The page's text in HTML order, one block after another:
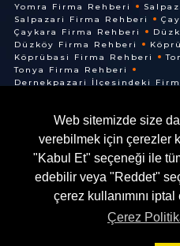
Web sitemizde size
verebilmek için çerezler
"Kabul Et" seçeneği ile
edebilir veya "Reddet"
çerez kullanımını
Çerez
Yomra Firma Rehberi
Salpazari Firma Rehberi
Çaykara Firma Rehberi
Düzköy Firma Rehberi
Köprübasi Firma Rehberi
Tonya Firma Rehberi
Dernekpazari İlçesindeki
Of İlçesindeki Firmalar
Of